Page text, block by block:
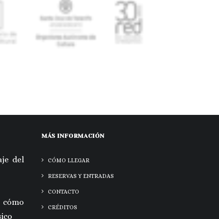
del
MÁS INFORMACIÓN
CÓMO LLEGAR
RESERVAS Y ENTRADAS
CONTACTO
CRÉDITOS